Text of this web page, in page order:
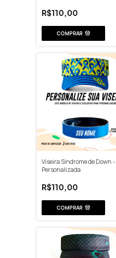
R$110,00
COMPRAR
Viseira Síndrome de Down -
Personalizada
R$110,00
COMPRAR